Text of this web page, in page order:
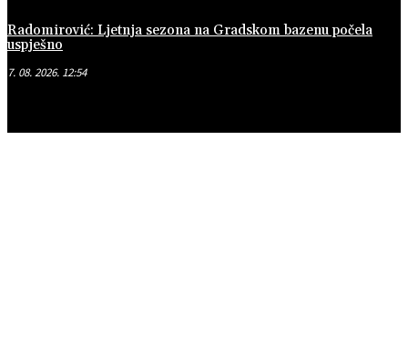
Radomirović: Ljetnja sezona na Gradskom bazenu počela
uspješno
7. 08. 2026. 12:54